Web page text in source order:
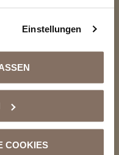
Einstellungen
COOKIES
– «Beautiful
Girl», el
una vez
musicalmente
Conocido por su